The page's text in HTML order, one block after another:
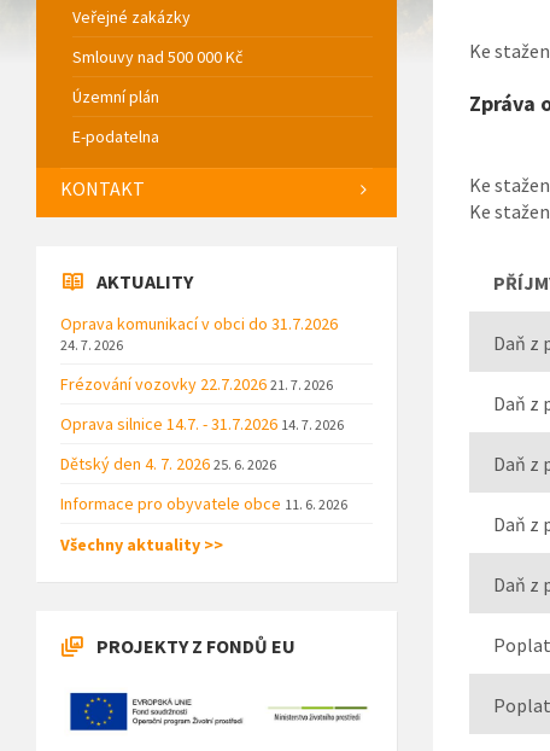
Ke
Zpráva
Ke
Ke
Daň z
Daň z
Daň z
Daň z
Daň z
Veřejné zakázky
Smlouvy nad 500 000 Kč
Územní plán
E-podatelna
KONTAKT
AKTUALITY
Oprava komunikací v obci do 31.7.2026
24. 7. 2026
Frézování vozovky 22.7.2026 21. 7. 2026
Oprava silnice 14.7. - 31.7.2026 14. 7. 2026
Dětský den 4. 7. 2026 25. 6. 2026
Informace pro obyvatele obce 11. 6. 2026
Všechny aktuality >>
PROJEKTY Z FONDŮ EU